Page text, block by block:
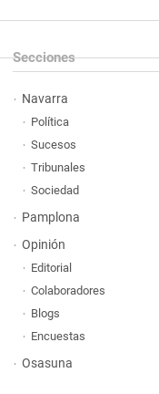
Secciones
Navarra
Política
Sucesos
Tribunales
Sociedad
Pamplona
Opinión
Editorial
Colaboradores
Blogs
Encuestas
Osasuna